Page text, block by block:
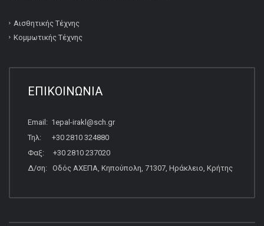
Αισθητικής Τέχνης
Κομμωτικής Τέχνης
ΕΠΙΚΟΙΝΩΝΙΑ
Email: 1epal-irakl@sch.gr
Τηλ: +30 2810 324880
Φαξ: +30 2810 237020
Δ/ση: Οδός ΑΧΕΠΑ, Κηπούπολη, 71307, Ηράκλειο, Κρήτης